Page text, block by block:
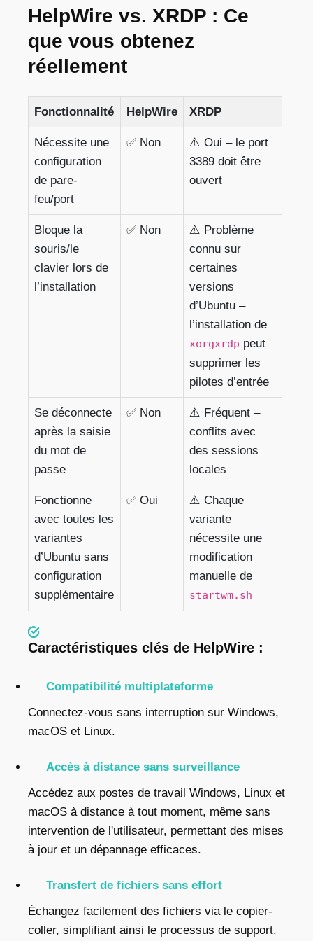
HelpWire vs. XRDP : Ce
que vous obtenez
réellement
Fonctionnalité HelpWire XRDP
Nécessite une
configuration
de pare-
feu/port
✅ Non
⚠️ Oui – le port
3389 doit être
ouvert
Bloque la
souris/le
clavier lors de
l’installation
✅ Non
⚠️ Problème
connu sur
certaines
versions
d’Ubuntu –
l’installation de
xorgxrdp peut
supprimer les
pilotes d’entrée
Se déconnecte
après la saisie
du mot de
passe
✅ Non
⚠️ Fréquent –
conflits avec
des sessions
locales
Fonctionne
avec toutes les
variantes
d’Ubuntu sans
configuration
supplémentaire
✅ Oui
⚠️ Chaque
variante
nécessite une
modification
manuelle de
startwm.sh
Caractéristiques clés de HelpWire :
Compatibilité multiplateforme
Connectez-vous sans interruption sur Windows,
macOS et Linux.
Accès à distance sans surveillance
Accédez aux postes de travail Windows, Linux et
macOS à distance à tout moment, même sans
intervention de l'utilisateur, permettant des mises
à jour et un dépannage efficaces.
Transfert de fichiers sans effort
Échangez facilement des fichiers via le copier-
coller, simplifiant ainsi le processus de support.